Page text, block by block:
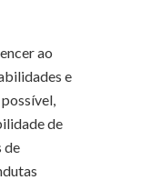
ao
e
de
de